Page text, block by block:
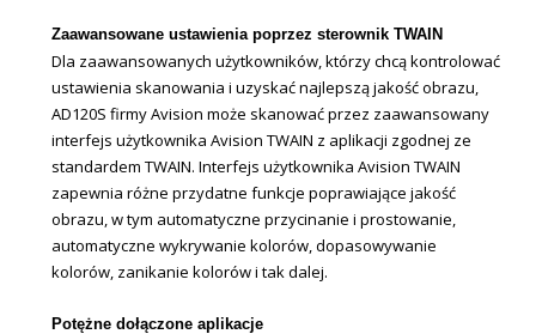
Zaawansowane ustawienia poprzez sterownik TWAIN
Dla zaawansowanych użytkowników, którzy chcą kontrolować
ustawienia skanowania i uzyskać najlepszą jakość obrazu,
AD120S firmy Avision może skanować przez zaawansowany
interfejs użytkownika Avision TWAIN z aplikacji zgodnej ze
standardem TWAIN. Interfejs użytkownika Avision TWAIN
zapewnia różne przydatne funkcje poprawiające jakość
obrazu, w tym automatyczne przycinanie i prostowanie,
automatyczne wykrywanie kolorów, dopasowywanie
kolorów, zanikanie kolorów i tak dalej.
Potężne dołączone aplikacje